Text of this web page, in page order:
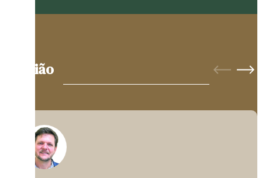
Opinião